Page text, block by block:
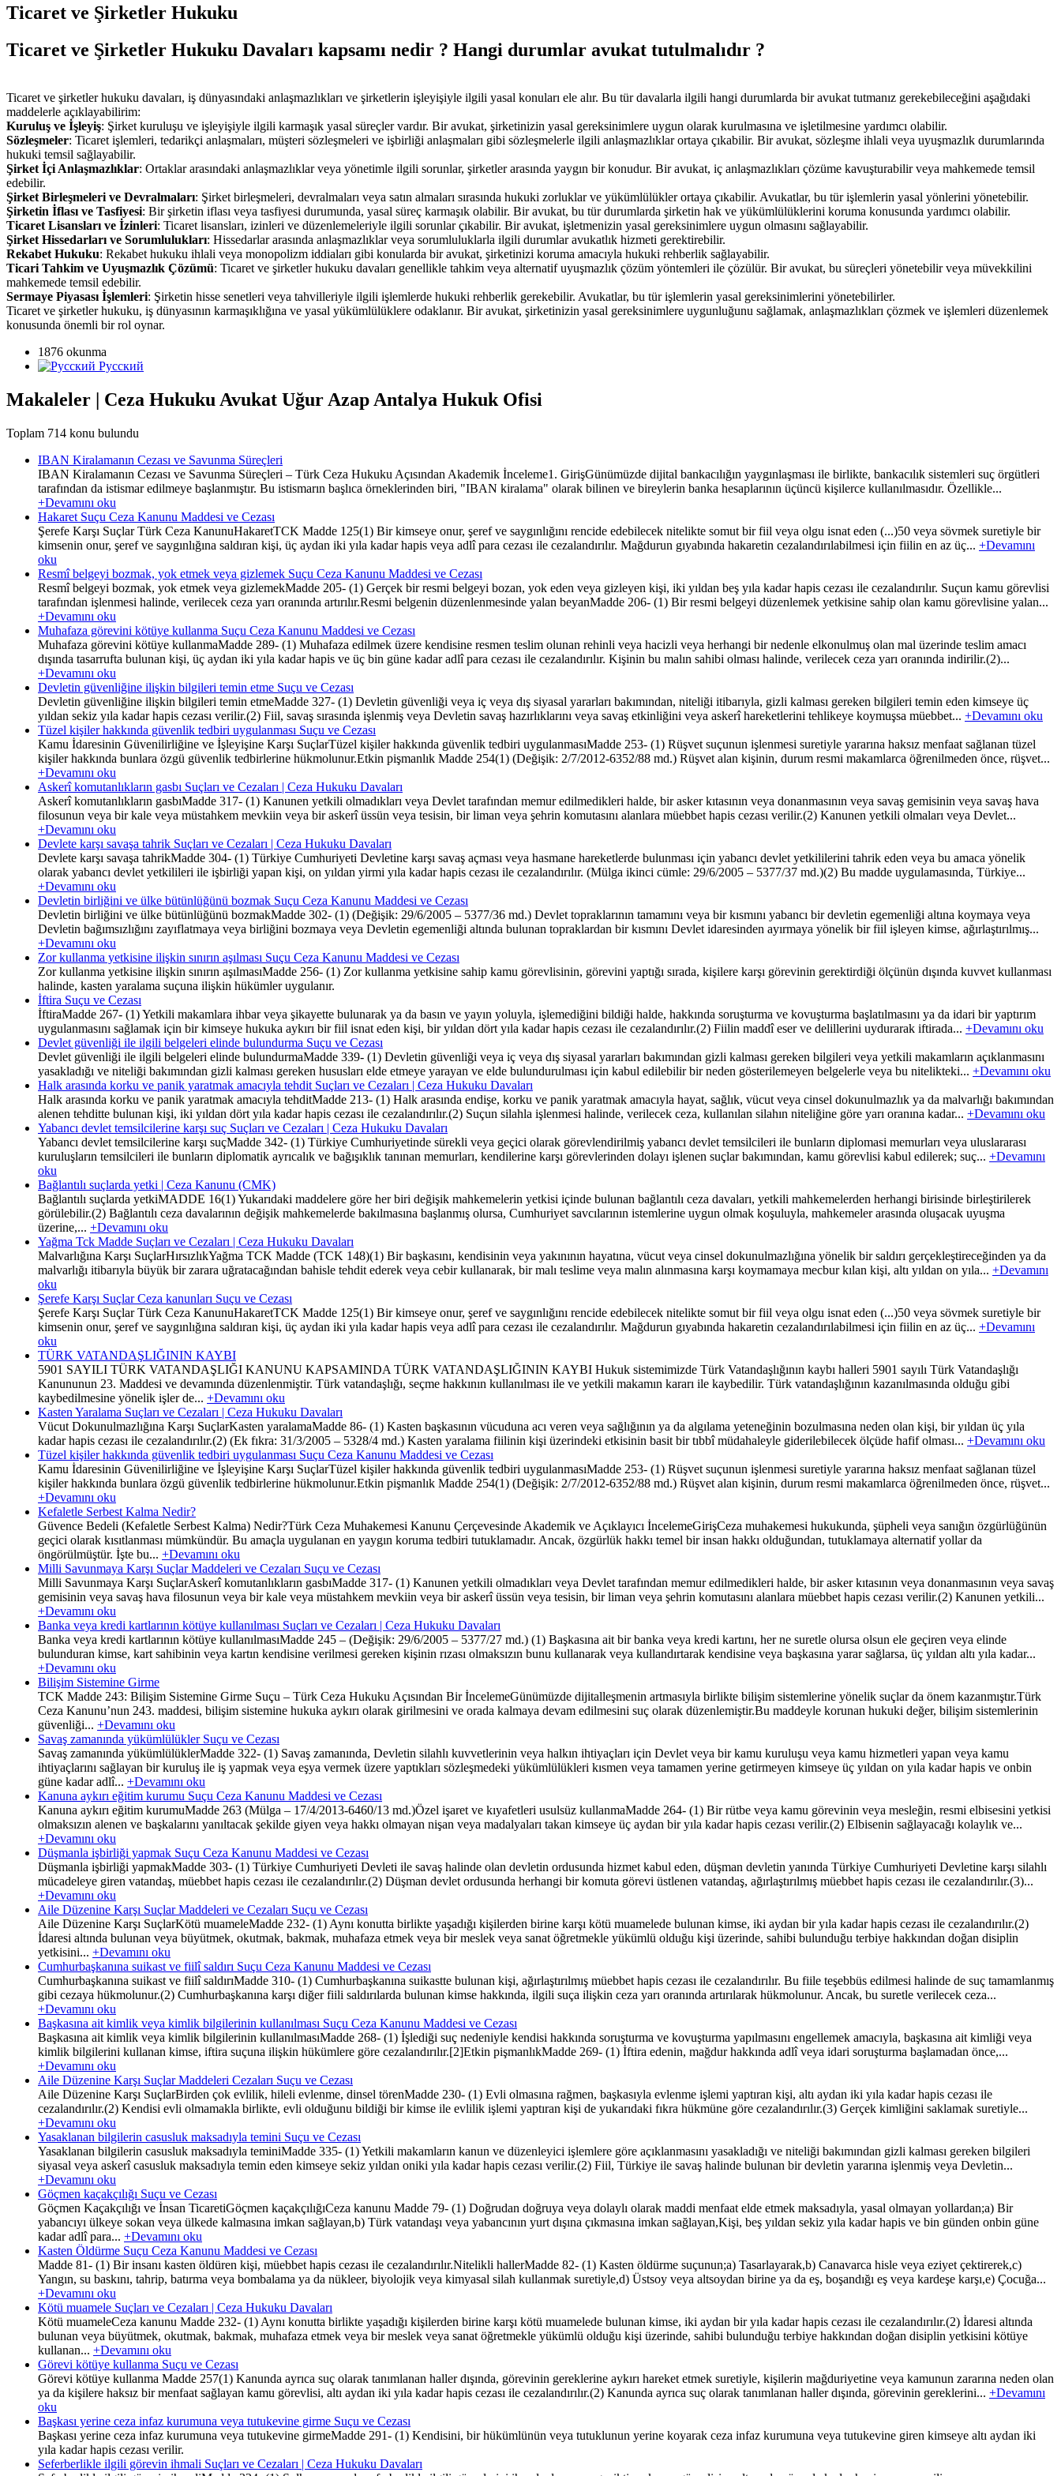
Ticaret ve Şirketler Hukuku
Ticaret ve Şirketler Hukuku Davaları kapsamı nedir ? Hangi durumlar avukat tutulmalıdır ?
Ticaret ve şirketler hukuku davaları, iş dünyasındaki anlaşmazlıkları ve şirketlerin işleyişiyle ilgili yasal konuları ele alır. Bu tür davalarla ilgili hangi durumlarda bir avukat tutmanız gerekebileceğini aşağıdaki
maddelerle açıklayabilirim:
Kuruluş ve İşleyiş: Şirket kuruluşu ve işleyişiyle ilgili karmaşık yasal süreçler vardır. Bir avukat, şirketinizin yasal gereksinimlere uygun olarak kurulmasına ve işletilmesine yardımcı olabilir.
Sözleşmeler: Ticaret işlemleri, tedarikçi anlaşmaları, müşteri sözleşmeleri ve işbirliği anlaşmaları gibi sözleşmelerle ilgili anlaşmazlıklar ortaya çıkabilir. Bir avukat, sözleşme ihlali veya uyuşmazlık durumlarında
hukuki temsil sağlayabilir.
Şirket İçi Anlaşmazlıklar: Ortaklar arasındaki anlaşmazlıklar veya yönetimle ilgili sorunlar, şirketler arasında yaygın bir konudur. Bir avukat, iç anlaşmazlıkları çözüme kavuşturabilir veya mahkemede temsil
edebilir.
Şirket Birleşmeleri ve Devralmaları: Şirket birleşmeleri, devralmaları veya satın almaları sırasında hukuki zorluklar ve yükümlülükler ortaya çıkabilir. Avukatlar, bu tür işlemlerin yasal yönlerini yönetebilir.
Şirketin İflası ve Tasfiyesi: Bir şirketin iflası veya tasfiyesi durumunda, yasal süreç karmaşık olabilir. Bir avukat, bu tür durumlarda şirketin hak ve yükümlülüklerini koruma konusunda yardımcı olabilir.
Ticaret Lisansları ve İzinleri: Ticaret lisansları, izinleri ve düzenlemeleriyle ilgili sorunlar çıkabilir. Bir avukat, işletmenizin yasal gereksinimlere uygun olmasını sağlayabilir.
Şirket Hissedarları ve Sorumlulukları: Hissedarlar arasında anlaşmazlıklar veya sorumluluklarla ilgili durumlar avukatlık hizmeti gerektirebilir.
Rekabet Hukuku: Rekabet hukuku ihlali veya monopolizm iddiaları gibi konularda bir avukat, şirketinizi koruma amacıyla hukuki rehberlik sağlayabilir.
Ticari Tahkim ve Uyuşmazlık Çözümü: Ticaret ve şirketler hukuku davaları genellikle tahkim veya alternatif uyuşmazlık çözüm yöntemleri ile çözülür. Bir avukat, bu süreçleri yönetebilir veya müvekkilini
mahkemede temsil edebilir.
Sermaye Piyasası İşlemleri: Şirketin hisse senetleri veya tahvilleriyle ilgili işlemlerde hukuki rehberlik gerekebilir. Avukatlar, bu tür işlemlerin yasal gereksinimlerini yönetebilirler.
Ticaret ve şirketler hukuku, iş dünyasının karmaşıklığına ve yasal yükümlülüklere odaklanır. Bir avukat, şirketinizin yasal gereksinimlere uygunluğunu sağlamak, anlaşmazlıkları çözmek ve işlemleri düzenlemek
konusunda önemli bir rol oynar.
1876 okunma
Русский
Makaleler | Ceza Hukuku Avukat Uğur Azap Antalya Hukuk Ofisi
Toplam 714 konu bulundu
IBAN Kiralamanın Cezası ve Savunma Süreçleri
IBAN Kiralamanın Cezası ve Savunma Süreçleri – Türk Ceza Hukuku Açısından Akademik İnceleme1. GirişGünümüzde dijital bankacılığın yaygınlaşması ile birlikte, bankacılık sistemleri suç örgütleri
tarafından da istismar edilmeye başlanmıştır. Bu istismarın başlıca örneklerinden biri, "IBAN kiralama" olarak bilinen ve bireylerin banka hesaplarının üçüncü kişilerce kullanılmasıdır. Özellikle...
+Devamını oku
Hakaret Suçu Ceza Kanunu Maddesi ve Cezası
Şerefe Karşı Suçlar Türk Ceza KanunuHakaretTCK Madde 125(1) Bir kimseye onur, şeref ve saygınlığını rencide edebilecek nitelikte somut bir fiil veya olgu isnat eden (...)50 veya sövmek suretiyle bir
kimsenin onur, şeref ve saygınlığına saldıran kişi, üç aydan iki yıla kadar hapis veya adlî para cezası ile cezalandırılır. Mağdurun gıyabında hakaretin cezalandırılabilmesi için fiilin en az üç... +Devamını
oku
Resmî belgeyi bozmak, yok etmek veya gizlemek Suçu Ceza Kanunu Maddesi ve Cezası
Resmî belgeyi bozmak, yok etmek veya gizlemekMadde 205- (1) Gerçek bir resmi belgeyi bozan, yok eden veya gizleyen kişi, iki yıldan beş yıla kadar hapis cezası ile cezalandırılır. Suçun kamu görevlisi
tarafından işlenmesi halinde, verilecek ceza yarı oranında artırılır.Resmi belgenin düzenlenmesinde yalan beyanMadde 206- (1) Bir resmi belgeyi düzenlemek yetkisine sahip olan kamu görevlisine yalan...
+Devamını oku
Muhafaza görevini kötüye kullanma Suçu Ceza Kanunu Maddesi ve Cezası
Muhafaza görevini kötüye kullanmaMadde 289- (1) Muhafaza edilmek üzere kendisine resmen teslim olunan rehinli veya hacizli veya herhangi bir nedenle elkonulmuş olan mal üzerinde teslim amacı
dışında tasarrufta bulunan kişi, üç aydan iki yıla kadar hapis ve üç bin güne kadar adlî para cezası ile cezalandırılır. Kişinin bu malın sahibi olması halinde, verilecek ceza yarı oranında indirilir.(2)...
+Devamını oku
Devletin güvenliğine ilişkin bilgileri temin etme Suçu ve Cezası
Devletin güvenliğine ilişkin bilgileri temin etmeMadde 327- (1) Devletin güvenliği veya iç veya dış siyasal yararları bakımından, niteliği itibarıyla, gizli kalması gereken bilgileri temin eden kimseye üç
yıldan sekiz yıla kadar hapis cezası verilir.(2) Fiil, savaş sırasında işlenmiş veya Devletin savaş hazırlıklarını veya savaş etkinliğini veya askerî hareketlerini tehlikeye koymuşsa müebbet... +Devamını oku
Tüzel kişiler hakkında güvenlik tedbiri uygulanması Suçu ve Cezası
Kamu İdaresinin Güvenilirliğine ve İşleyişine Karşı SuçlarTüzel kişiler hakkında güvenlik tedbiri uygulanmasıMadde 253- (1) Rüşvet suçunun işlenmesi suretiyle yararına haksız menfaat sağlanan tüzel
kişiler hakkında bunlara özgü güvenlik tedbirlerine hükmolunur.Etkin pişmanlık Madde 254(1) (Değişik: 2/7/2012-6352/88 md.) Rüşvet alan kişinin, durum resmi makamlarca öğrenilmeden önce, rüşvet...
+Devamını oku
Askerî komutanlıkların gasbı Suçları ve Cezaları | Ceza Hukuku Davaları
Askerî komutanlıkların gasbıMadde 317- (1) Kanunen yetkili olmadıkları veya Devlet tarafından memur edilmedikleri halde, bir asker kıtasının veya donanmasının veya savaş gemisinin veya savaş hava
filosunun veya bir kale veya müstahkem mevkiin veya bir askerî üssün veya tesisin, bir liman veya şehrin komutasını alanlara müebbet hapis cezası verilir.(2) Kanunen yetkili olmaları veya Devlet...
+Devamını oku
Devlete karşı savaşa tahrik Suçları ve Cezaları | Ceza Hukuku Davaları
Devlete karşı savaşa tahrikMadde 304- (1) Türkiye Cumhuriyeti Devletine karşı savaş açması veya hasmane hareketlerde bulunması için yabancı devlet yetkililerini tahrik eden veya bu amaca yönelik
olarak yabancı devlet yetkilileri ile işbirliği yapan kişi, on yıldan yirmi yıla kadar hapis cezası ile cezalandırılır. (Mülga ikinci cümle: 29/6/2005 – 5377/37 md.)(2) Bu madde uygulamasında, Türkiye...
+Devamını oku
Devletin birliğini ve ülke bütünlüğünü bozmak Suçu Ceza Kanunu Maddesi ve Cezası
Devletin birliğini ve ülke bütünlüğünü bozmakMadde 302- (1) (Değişik: 29/6/2005 – 5377/36 md.) Devlet topraklarının tamamını veya bir kısmını yabancı bir devletin egemenliği altına koymaya veya
Devletin bağımsızlığını zayıflatmaya veya birliğini bozmaya veya Devletin egemenliği altında bulunan topraklardan bir kısmını Devlet idaresinden ayırmaya yönelik bir fiil işleyen kimse, ağırlaştırılmış...
+Devamını oku
Zor kullanma yetkisine ilişkin sınırın aşılması Suçu Ceza Kanunu Maddesi ve Cezası
Zor kullanma yetkisine ilişkin sınırın aşılmasıMadde 256- (1) Zor kullanma yetkisine sahip kamu görevlisinin, görevini yaptığı sırada, kişilere karşı görevinin gerektirdiği ölçünün dışında kuvvet kullanması
halinde, kasten yaralama suçuna ilişkin hükümler uygulanır.
İftira Suçu ve Cezası
İftiraMadde 267- (1) Yetkili makamlara ihbar veya şikayette bulunarak ya da basın ve yayın yoluyla, işlemediğini bildiği halde, hakkında soruşturma ve kovuşturma başlatılmasını ya da idari bir yaptırım
uygulanmasını sağlamak için bir kimseye hukuka aykırı bir fiil isnat eden kişi, bir yıldan dört yıla kadar hapis cezası ile cezalandırılır.(2) Fiilin maddî eser ve delillerini uydurarak iftirada... +Devamını oku
Devlet güvenliği ile ilgili belgeleri elinde bulundurma Suçu ve Cezası
Devlet güvenliği ile ilgili belgeleri elinde bulundurmaMadde 339- (1) Devletin güvenliği veya iç veya dış siyasal yararları bakımından gizli kalması gereken bilgileri veya yetkili makamların açıklanmasını
yasakladığı ve niteliği bakımından gizli kalması gereken hususları elde etmeye yarayan ve elde bulundurulması için kabul edilebilir bir neden gösterilemeyen belgelerle veya bu nitelikteki... +Devamını oku
Halk arasında korku ve panik yaratmak amacıyla tehdit Suçları ve Cezaları | Ceza Hukuku Davaları
Halk arasında korku ve panik yaratmak amacıyla tehditMadde 213- (1) Halk arasında endişe, korku ve panik yaratmak amacıyla hayat, sağlık, vücut veya cinsel dokunulmazlık ya da malvarlığı bakımından
alenen tehditte bulunan kişi, iki yıldan dört yıla kadar hapis cezası ile cezalandırılır.(2) Suçun silahla işlenmesi halinde, verilecek ceza, kullanılan silahın niteliğine göre yarı oranına kadar... +Devamını oku
Yabancı devlet temsilcilerine karşı suç Suçları ve Cezaları | Ceza Hukuku Davaları
Yabancı devlet temsilcilerine karşı suçMadde 342- (1) Türkiye Cumhuriyetinde sürekli veya geçici olarak görevlendirilmiş yabancı devlet temsilcileri ile bunların diplomasi memurları veya uluslararası
kuruluşların temsilcileri ile bunların diplomatik ayrıcalık ve bağışıklık tanınan memurları, kendilerine karşı görevlerinden dolayı işlenen suçlar bakımından, kamu görevlisi kabul edilerek; suç... +Devamını
oku
Bağlantılı suçlarda yetki | Ceza Kanunu (CMK)
Bağlantılı suçlarda yetkiMADDE 16(1) Yukarıdaki maddelere göre her biri değişik mahkemelerin yetkisi içinde bulunan bağlantılı ceza davaları, yetkili mahkemelerden herhangi birisinde birleştirilerek
görülebilir.(2) Bağlantılı ceza davalarının değişik mahkemelerde bakılmasına başlanmış olursa, Cumhuriyet savcılarının istemlerine uygun olmak koşuluyla, mahkemeler arasında oluşacak uyuşma
üzerine,... +Devamını oku
Yağma Tck Madde Suçları ve Cezaları | Ceza Hukuku Davaları
Malvarlığına Karşı SuçlarHırsızlıkYağma TCK Madde (TCK 148)(1) Bir başkasını, kendisinin veya yakınının hayatına, vücut veya cinsel dokunulmazlığına yönelik bir saldırı gerçekleştireceğinden ya da
malvarlığı itibarıyla büyük bir zarara uğratacağından bahisle tehdit ederek veya cebir kullanarak, bir malı teslime veya malın alınmasına karşı koymamaya mecbur kılan kişi, altı yıldan on yıla... +Devamını
oku
Şerefe Karşı Suçlar Ceza kanunları Suçu ve Cezası
Şerefe Karşı Suçlar Türk Ceza KanunuHakaretTCK Madde 125(1) Bir kimseye onur, şeref ve saygınlığını rencide edebilecek nitelikte somut bir fiil veya olgu isnat eden (...)50 veya sövmek suretiyle bir
kimsenin onur, şeref ve saygınlığına saldıran kişi, üç aydan iki yıla kadar hapis veya adlî para cezası ile cezalandırılır. Mağdurun gıyabında hakaretin cezalandırılabilmesi için fiilin en az üç... +Devamını
oku
TÜRK VATANDAŞLIĞININ KAYBI
5901 SAYILI TÜRK VATANDAŞLIĞI KANUNU KAPSAMINDA TÜRK VATANDAŞLIĞININ KAYBI Hukuk sistemimizde Türk Vatandaşlığının kaybı halleri 5901 sayılı Türk Vatandaşlığı
Kanununun 23. Maddesi ve devamında düzenlenmiştir. Türk vatandaşlığı, seçme hakkının kullanılması ile ve yetkili makamın kararı ile kaybedilir. Türk vatandaşlığının kazanılmasında olduğu gibi
kaybedilmesine yönelik işler de... +Devamını oku
Kasten Yaralama Suçları ve Cezaları | Ceza Hukuku Davaları
Vücut Dokunulmazlığına Karşı SuçlarKasten yaralamaMadde 86- (1) Kasten başkasının vücuduna acı veren veya sağlığının ya da algılama yeteneğinin bozulmasına neden olan kişi, bir yıldan üç yıla
kadar hapis cezası ile cezalandırılır.(2) (Ek fıkra: 31/3/2005 – 5328/4 md.) Kasten yaralama fiilinin kişi üzerindeki etkisinin basit bir tıbbî müdahaleyle giderilebilecek ölçüde hafif olması... +Devamını oku
Tüzel kişiler hakkında güvenlik tedbiri uygulanması Suçu Ceza Kanunu Maddesi ve Cezası
Kamu İdaresinin Güvenilirliğine ve İşleyişine Karşı SuçlarTüzel kişiler hakkında güvenlik tedbiri uygulanmasıMadde 253- (1) Rüşvet suçunun işlenmesi suretiyle yararına haksız menfaat sağlanan tüzel
kişiler hakkında bunlara özgü güvenlik tedbirlerine hükmolunur.Etkin pişmanlık Madde 254(1) (Değişik: 2/7/2012-6352/88 md.) Rüşvet alan kişinin, durum resmi makamlarca öğrenilmeden önce, rüşvet...
+Devamını oku
Kefaletle Serbest Kalma Nedir?
Güvence Bedeli (Kefaletle Serbest Kalma) Nedir?Türk Ceza Muhakemesi Kanunu Çerçevesinde Akademik ve Açıklayıcı İncelemeGirişCeza muhakemesi hukukunda, şüpheli veya sanığın özgürlüğünün
geçici olarak kısıtlanması mümkündür. Bu amaçla uygulanan en yaygın koruma tedbiri tutuklamadır. Ancak, özgürlük hakkı temel bir insan hakkı olduğundan, tutuklamaya alternatif yollar da
öngörülmüştür. İşte bu... +Devamını oku
Milli Savunmaya Karşı Suçlar Maddeleri ve Cezaları Suçu ve Cezası
Milli Savunmaya Karşı SuçlarAskerî komutanlıkların gasbıMadde 317- (1) Kanunen yetkili olmadıkları veya Devlet tarafından memur edilmedikleri halde, bir asker kıtasının veya donanmasının veya savaş
gemisinin veya savaş hava filosunun veya bir kale veya müstahkem mevkiin veya bir askerî üssün veya tesisin, bir liman veya şehrin komutasını alanlara müebbet hapis cezası verilir.(2) Kanunen yetkili...
+Devamını oku
Banka veya kredi kartlarının kötüye kullanılması Suçları ve Cezaları | Ceza Hukuku Davaları
Banka veya kredi kartlarının kötüye kullanılmasıMadde 245 – (Değişik: 29/6/2005 – 5377/27 md.) (1) Başkasına ait bir banka veya kredi kartını, her ne suretle olursa olsun ele geçiren veya elinde
bulunduran kimse, kart sahibinin veya kartın kendisine verilmesi gereken kişinin rızası olmaksızın bunu kullanarak veya kullandırtarak kendisine veya başkasına yarar sağlarsa, üç yıldan altı yıla kadar...
+Devamını oku
Bilişim Sistemine Girme
TCK Madde 243: Bilişim Sistemine Girme Suçu – Türk Ceza Hukuku Açısından Bir İncelemeGünümüzde dijitalleşmenin artmasıyla birlikte bilişim sistemlerine yönelik suçlar da önem kazanmıştır.Türk
Ceza Kanunu’nun 243. maddesi, bilişim sistemine hukuka aykırı olarak girilmesini ve orada kalmaya devam edilmesini suç olarak düzenlemiştir.Bu maddeyle korunan hukuki değer, bilişim sistemlerinin
güvenliği... +Devamını oku
Savaş zamanında yükümlülükler Suçu ve Cezası
Savaş zamanında yükümlülüklerMadde 322- (1) Savaş zamanında, Devletin silahlı kuvvetlerinin veya halkın ihtiyaçları için Devlet veya bir kamu kuruluşu veya kamu hizmetleri yapan veya kamu
ihtiyaçlarını sağlayan bir kuruluş ile iş yapmak veya eşya vermek üzere yaptıkları sözleşmedeki yükümlülükleri kısmen veya tamamen yerine getirmeyen kimseye üç yıldan on yıla kadar hapis ve onbin
güne kadar adlî... +Devamını oku
Kanuna aykırı eğitim kurumu Suçu Ceza Kanunu Maddesi ve Cezası
Kanuna aykırı eğitim kurumuMadde 263 (Mülga – 17/4/2013-6460/13 md.)Özel işaret ve kıyafetleri usulsüz kullanmaMadde 264- (1) Bir rütbe veya kamu görevinin veya mesleğin, resmi elbisesini yetkisi
olmaksızın alenen ve başkalarını yanıltacak şekilde giyen veya hakkı olmayan nişan veya madalyaları takan kimseye üç aydan bir yıla kadar hapis cezası verilir.(2) Elbisenin sağlayacağı kolaylık ve...
+Devamını oku
Düşmanla işbirliği yapmak Suçu Ceza Kanunu Maddesi ve Cezası
Düşmanla işbirliği yapmakMadde 303- (1) Türkiye Cumhuriyeti Devleti ile savaş halinde olan devletin ordusunda hizmet kabul eden, düşman devletin yanında Türkiye Cumhuriyeti Devletine karşı silahlı
mücadeleye giren vatandaş, müebbet hapis cezası ile cezalandırılır.(2) Düşman devlet ordusunda herhangi bir komuta görevi üstlenen vatandaş, ağırlaştırılmış müebbet hapis cezası ile cezalandırılır.(3)...
+Devamını oku
Aile Düzenine Karşı Suçlar Maddeleri ve Cezaları Suçu ve Cezası
Aile Düzenine Karşı SuçlarKötü muameleMadde 232- (1) Aynı konutta birlikte yaşadığı kişilerden birine karşı kötü muamelede bulunan kimse, iki aydan bir yıla kadar hapis cezası ile cezalandırılır.(2)
İdaresi altında bulunan veya büyütmek, okutmak, bakmak, muhafaza etmek veya bir meslek veya sanat öğretmekle yükümlü olduğu kişi üzerinde, sahibi bulunduğu terbiye hakkından doğan disiplin
yetkisini... +Devamını oku
Cumhurbaşkanına suikast ve fiilî saldırı Suçu Ceza Kanunu Maddesi ve Cezası
Cumhurbaşkanına suikast ve fiilî saldırıMadde 310- (1) Cumhurbaşkanına suikastte bulunan kişi, ağırlaştırılmış müebbet hapis cezası ile cezalandırılır. Bu fiile teşebbüs edilmesi halinde de suç tamamlanmış
gibi cezaya hükmolunur.(2) Cumhurbaşkanına karşı diğer fiili saldırılarda bulunan kimse hakkında, ilgili suça ilişkin ceza yarı oranında artırılarak hükmolunur. Ancak, bu suretle verilecek ceza...
+Devamını oku
Başkasına ait kimlik veya kimlik bilgilerinin kullanılması Suçu Ceza Kanunu Maddesi ve Cezası
Başkasına ait kimlik veya kimlik bilgilerinin kullanılmasıMadde 268- (1) İşlediği suç nedeniyle kendisi hakkında soruşturma ve kovuşturma yapılmasını engellemek amacıyla, başkasına ait kimliği veya
kimlik bilgilerini kullanan kimse, iftira suçuna ilişkin hükümlere göre cezalandırılır.[2]Etkin pişmanlıkMadde 269- (1) İftira edenin, mağdur hakkında adlî veya idari soruşturma başlamadan önce,...
+Devamını oku
Aile Düzenine Karşı Suçlar Maddeleri Cezaları Suçu ve Cezası
Aile Düzenine Karşı SuçlarBirden çok evlilik, hileli evlenme, dinsel törenMadde 230- (1) Evli olmasına rağmen, başkasıyla evlenme işlemi yaptıran kişi, altı aydan iki yıla kadar hapis cezası ile
cezalandırılır.(2) Kendisi evli olmamakla birlikte, evli olduğunu bildiği bir kimse ile evlilik işlemi yaptıran kişi de yukarıdaki fıkra hükmüne göre cezalandırılır.(3) Gerçek kimliğini saklamak suretiyle...
+Devamını oku
Yasaklanan bilgilerin casusluk maksadıyla temini Suçu ve Cezası
Yasaklanan bilgilerin casusluk maksadıyla teminiMadde 335- (1) Yetkili makamların kanun ve düzenleyici işlemlere göre açıklanmasını yasakladığı ve niteliği bakımından gizli kalması gereken bilgileri
siyasal veya askerî casusluk maksadıyla temin eden kimseye sekiz yıldan oniki yıla kadar hapis cezası verilir.(2) Fiil, Türkiye ile savaş halinde bulunan bir devletin yararına işlenmiş veya Devletin...
+Devamını oku
Göçmen kaçakçılığı Suçu ve Cezası
Göçmen Kaçakçılığı ve İnsan TicaretiGöçmen kaçakçılığıCeza kanunu Madde 79- (1) Doğrudan doğruya veya dolaylı olarak maddi menfaat elde etmek maksadıyla, yasal olmayan yollardan;a) Bir
yabancıyı ülkeye sokan veya ülkede kalmasına imkan sağlayan,b) Türk vatandaşı veya yabancının yurt dışına çıkmasına imkan sağlayan,Kişi, beş yıldan sekiz yıla kadar hapis ve bin günden onbin güne
kadar adlî para... +Devamını oku
Kasten Öldürme Suçu Ceza Kanunu Maddesi ve Cezası
Madde 81- (1) Bir insanı kasten öldüren kişi, müebbet hapis cezası ile cezalandırılır.Nitelikli hallerMadde 82- (1) Kasten öldürme suçunun;a) Tasarlayarak,b) Canavarca hisle veya eziyet çektirerek,c)
Yangın, su baskını, tahrip, batırma veya bombalama ya da nükleer, biyolojik veya kimyasal silah kullanmak suretiyle,d) Üstsoy veya altsoydan birine ya da eş, boşandığı eş veya kardeşe karşı,e) Çocuğa...
+Devamını oku
Kötü muamele Suçları ve Cezaları | Ceza Hukuku Davaları
Kötü muameleCeza kanunu Madde 232- (1) Aynı konutta birlikte yaşadığı kişilerden birine karşı kötü muamelede bulunan kimse, iki aydan bir yıla kadar hapis cezası ile cezalandırılır.(2) İdaresi altında
bulunan veya büyütmek, okutmak, bakmak, muhafaza etmek veya bir meslek veya sanat öğretmekle yükümlü olduğu kişi üzerinde, sahibi bulunduğu terbiye hakkından doğan disiplin yetkisini kötüye
kullanan... +Devamını oku
Görevi kötüye kullanma Suçu ve Cezası
Görevi kötüye kullanma Madde 257(1) Kanunda ayrıca suç olarak tanımlanan haller dışında, görevinin gereklerine aykırı hareket etmek suretiyle, kişilerin mağduriyetine veya kamunun zararına neden olan
ya da kişilere haksız bir menfaat sağlayan kamu görevlisi, altı aydan iki yıla kadar hapis cezası ile cezalandırılır.(2) Kanunda ayrıca suç olarak tanımlanan haller dışında, görevinin gereklerini... +Devamını
oku
Başkası yerine ceza infaz kurumuna veya tutukevine girme Suçu ve Cezası
Başkası yerine ceza infaz kurumuna veya tutukevine girmeMadde 291- (1) Kendisini, bir hükümlünün veya tutuklunun yerine koyarak ceza infaz kurumuna veya tutukevine giren kimseye altı aydan iki
yıla kadar hapis cezası verilir.
Seferberlikle ilgili görevin ihmali Suçları ve Cezaları | Ceza Hukuku Davaları